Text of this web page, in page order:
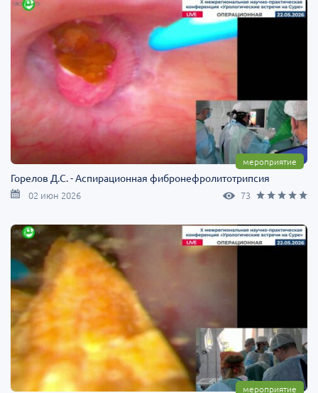
мероприятие
Горелов Д.С. - Аспирационная фибронефролитотрипсия
02 июн 2026 73
мероприятие